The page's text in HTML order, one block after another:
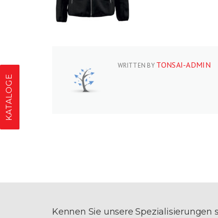
WRITTEN BY TONSAI-ADMIN
KATALOGE
Kennen Sie unsere Spezialisierungen